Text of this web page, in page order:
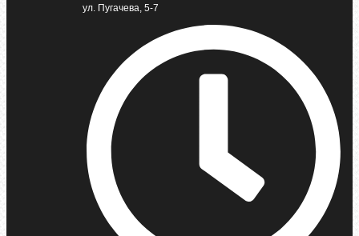
ул. Пугачева, 5-7